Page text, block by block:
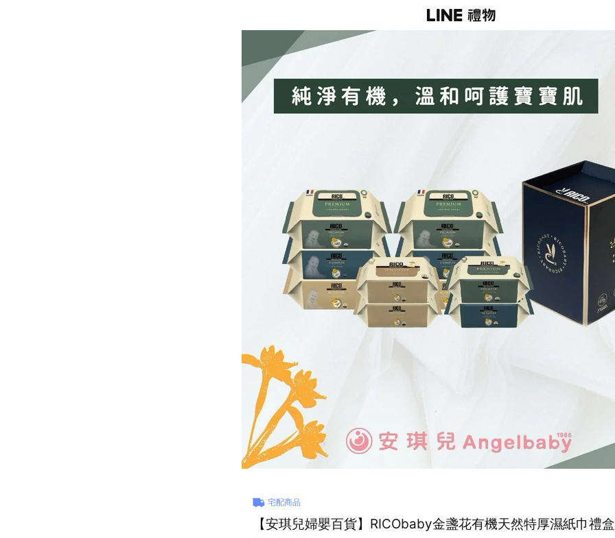
宅配商品
【安琪兒婦嬰百貨】RICObaby金盞花有機天然特厚濕紙巾禮